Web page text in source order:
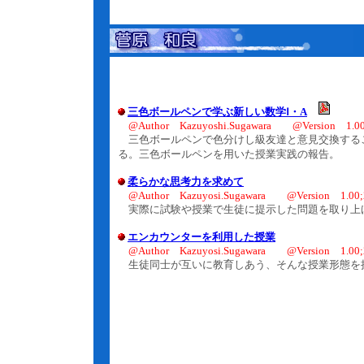
三色ボールペンで学ぶ新しい数学Ⅰ・A
@Author Kazuyoshi.Sugawara @Version
三色ボールペンで色分けし級友達と意見交換す
る。三色ボールペンを用いた授業実践の報告。
柔らかな思考力を求めて
@Author Kazuyosi.Sugawara @Version
実際に試験や授業で生徒に提示した問題を取り
エンカウンターを利用した授業
@Author Kazuyosi.Sugawara @Version
生徒同士が互いに教育しあう、そんな授業形態